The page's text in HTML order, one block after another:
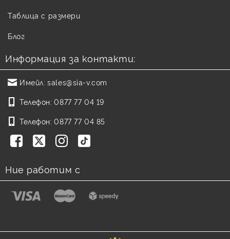
Таблица с размери
Блог
Информация за контакти:
Имейл: sales@sia-v.com
Телефон: 0877 77 04 19
Телефон: 0877 77 04 85
Ние работим с